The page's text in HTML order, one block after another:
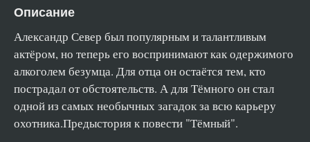
Описание
Александр Север был популярным и талантливым
актёром, но теперь его воспринимают как одержимого
алкоголем безумца. Для отца он остаётся тем, кто
пострадал от обстоятельств. А для Тёмного он стал
одной из самых необычных загадок за всю карьеру
охотника.Предыстория к повести "Тёмный".